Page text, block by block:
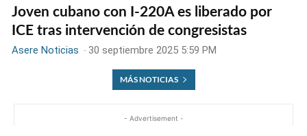
Joven cubano con I-220A es liberado por
ICE tras intervención de congresistas
Asere Noticias - 30 septiembre 2025 5:59 PM
MÁS NOTICIAS
- Advertisement -